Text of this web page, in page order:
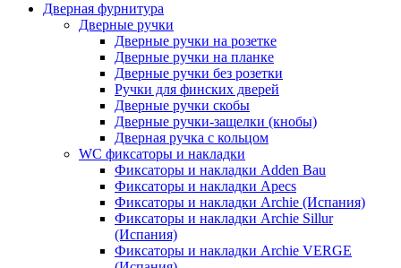
Дверная фурнитура
Дверные ручки
Дверные ручки на розетке
Дверные ручки на планке
Дверные ручки без розетки
Ручки для финских дверей
Дверные ручки скобы
Дверные ручки-защелки (кнобы)
Дверная ручка с кольцом
WC фиксаторы и накладки
Фиксаторы и накладки Adden Bau
Фиксаторы и накладки Apecs
Фиксаторы и накладки Archie (Испания)
Фиксаторы и накладки Archie Sillur
(Испания)
Фиксаторы и накладки Archie VERGE